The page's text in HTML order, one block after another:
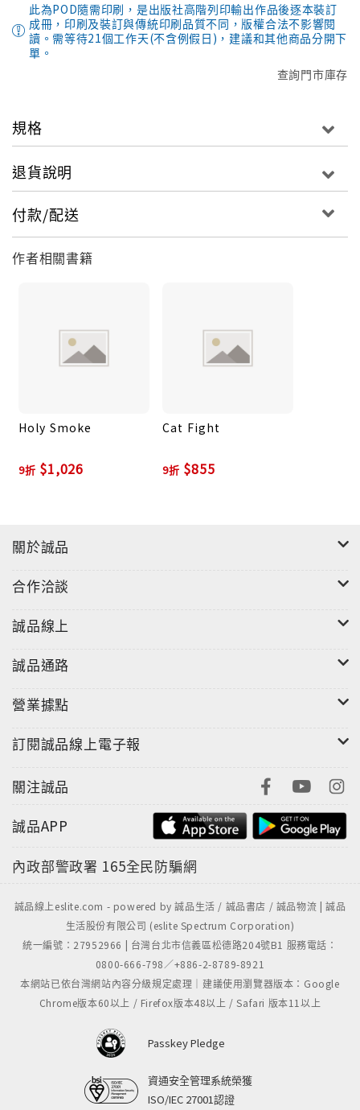
此為POD隨需印刷，是出版社高階列印輸出作品後逐本裝訂
成冊，印刷及裝訂與傳統印刷品質不同，版權合法不影響閱
讀。需等待21個工作天(不含例假日)，建議和其他商品分開下
單。
查詢門市庫存
規格
退貨說明
付款/配送
作者相關書籍
Holy Smoke
9折 $1,026
Cat Fight
9折 $855
關於誠品
合作洽談
誠品線上
誠品通路
營業據點
訂閱誠品線上電子報
關注誠品
誠品APP
內政部警政署 165全民防騙網
誠品線上eslite.com - powered by 誠品生活 / 誠品書店 / 誠品物流 | 誠品
生活股份有限公司 (eslite Spectrum Corporation)
統一編號：27952966 | 台灣台北市信義區松德路204號B1 服務電話：
0800-666-798／+886-2-8789-8921
本網站已依台灣網站內容分級規定處理｜建議使用瀏覽器版本：Google
Chrome版本60以上 / Firefox版本48以上 / Safari 版本11以上
Passkey Pledge
資通安全管理系統榮獲
ISO/IEC 27001認證